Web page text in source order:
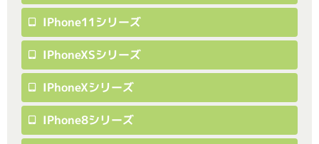
IPhone11シリーズ
IPhoneXSシリーズ
IPhoneXシリーズ
IPhone8シリーズ